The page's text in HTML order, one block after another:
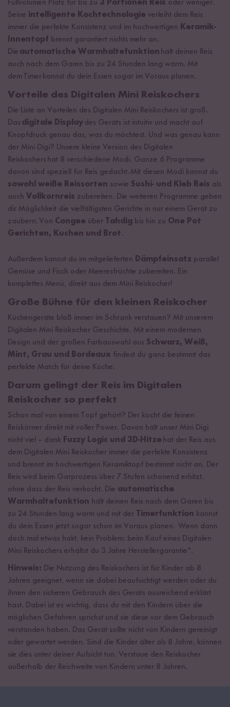
Füllvolumen Platz für bis zu 3 Portionen Reis oder weniger.
Seine intelligente Kochtechnologie verleiht dem Reis
immer die perfekte Konsistenz und im hochwertigen Keramik-
Innentopf brennt garantiert nichts mehr an.
Die automatische Warmhaltefunktion hält deinen Reis
auch nach dem Garen bis zu 24 Stunden lang warm. Mit
dem Timer kannst du dein Essen sogar im Voraus planen.
Vorteile des Digitalen Mini Reiskochers
Die Liste an Vorteilen des Digitalen Mini Reiskochers ist groß.
Das digitale Displaydes Geräts ist intuitiv und macht auf
Knopfdruck genau das, was du möchtest. Und was genau kann
der Mini Digi? Unsere kleine Version des Digitalen
Reiskochers hat 8 verschiedene Modi. Ganze 6 Programme
davon sind speziell für Reis gedacht. Mit diesen Modi kannst du
sowohl weiße Reissorten sowie Sushi- und Kleb Reis als
auch Vollkornreis zubereiten. Die weiteren Programme geben
dir Möglichkeit die vielfältigsten Gerichte in nur einem Gerät zu
zaubern. Von Congee über Tahdig bis hin zu One Pot
Gerichten, Kuchen und Brot.
Außerdem kannst du im mitgelieferten Dämpfeinsatz parallel
Gemüse und Fisch oder Meeresfrüchte zubereiten. Ein
komplettes Menü, direkt aus dem Mini Reiskocher!
Große Bühne für den kleinen Reiskocher
Küchengeräte bloß immer im Schrank verstauen? Mit unserem
Digitalen Mini Reiskocher Geschichte. Mit einem modernen
Design und der großen Farbauswahl aus Schwarz, Weiß,
Mint, Grau und Bordeaux findest du ganz bestimmt das
perfekte Match für deine Küche.
Darum gelingt der Reis im Digitalen
Reiskocher so perfekt
Schon mal von einem Topf gehört? Der kocht die feinen
Reiskörner direkt mit voller Power. Davon hält unser Mini Digi
nicht viel – dank Fuzzy Logic und 3D-Hitze hat der Reis aus
dem Digitalen Mini Reiskocher immer die perfekte Konsistenz
und brennt im hochwertigen Keramiktopf bestimmt nicht an. Der
Reis wird beim Garprozess über 7 Stufen schonend erhitzt,
ohne dass der Reis verkocht. Die automatische
Warmhaltefunktion hält deinen Reis nach dem Garen bis
zu 24 Stunden lang warm und mit der Timerfunktion kannst
du dein Essen jetzt sogar schon im Voraus planen. Wenn dann
doch mal etwas hakt, kein Problem: beim Kauf eines Digitalen
Mini Reiskochers erhältst du 3 Jahre Herstellergarantie*.
Hinweis: Die Nutzung des Reiskochers ist für Kinder ab 8
Jahren geeignet, wenn sie dabei beaufsichtigt werden oder du
ihnen den sicheren Gebrauch des Geräts ausreichend erklärt
hast. Dabei ist es wichtig, dass du mit den Kindern über die
möglichen Gefahren sprichst und sie diese vor dem Gebrauch
verstanden haben. Das Gerät sollte nicht von Kindern gereinigt
oder gewartet werden. Sind die Kinder älter als 8 Jahre, können
sie dies unter deiner Aufsicht tun. Verstaue den Reiskocher
außerhalb der Reichweite von Kindern unter 8 Jahren.